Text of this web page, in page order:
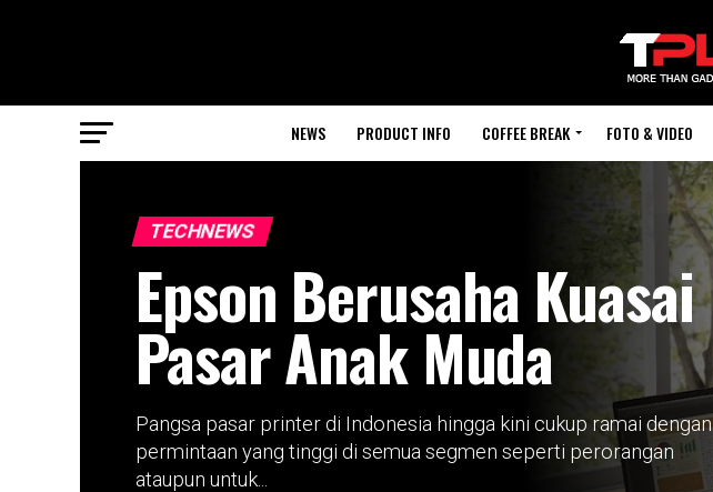
NEWS PRODUCT INFO COFFEE BREAK FOTO & VIDEO
TECHNEWS
Epson Berusaha Kuasai
Pasar Anak Muda
Pangsa pasar printer di Indonesia hingga kini cukup ramai dengan
permintaan yang tinggi di semua segmen seperti perorangan
ataupun untuk...